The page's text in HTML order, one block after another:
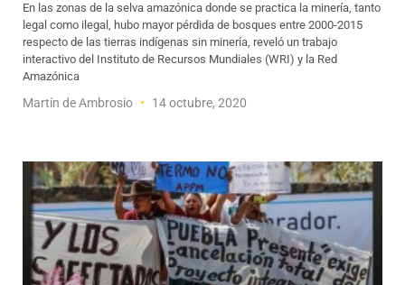
En las zonas de la selva amazónica donde se practica la minería, tanto
legal como ilegal, hubo mayor pérdida de bosques entre 2000-2015
respecto de las tierras indígenas sin minería, reveló un trabajo
interactivo del Instituto de Recursos Mundiales (WRI) y la Red
Amazónica
Martín de Ambrosio 14 octubre, 2020